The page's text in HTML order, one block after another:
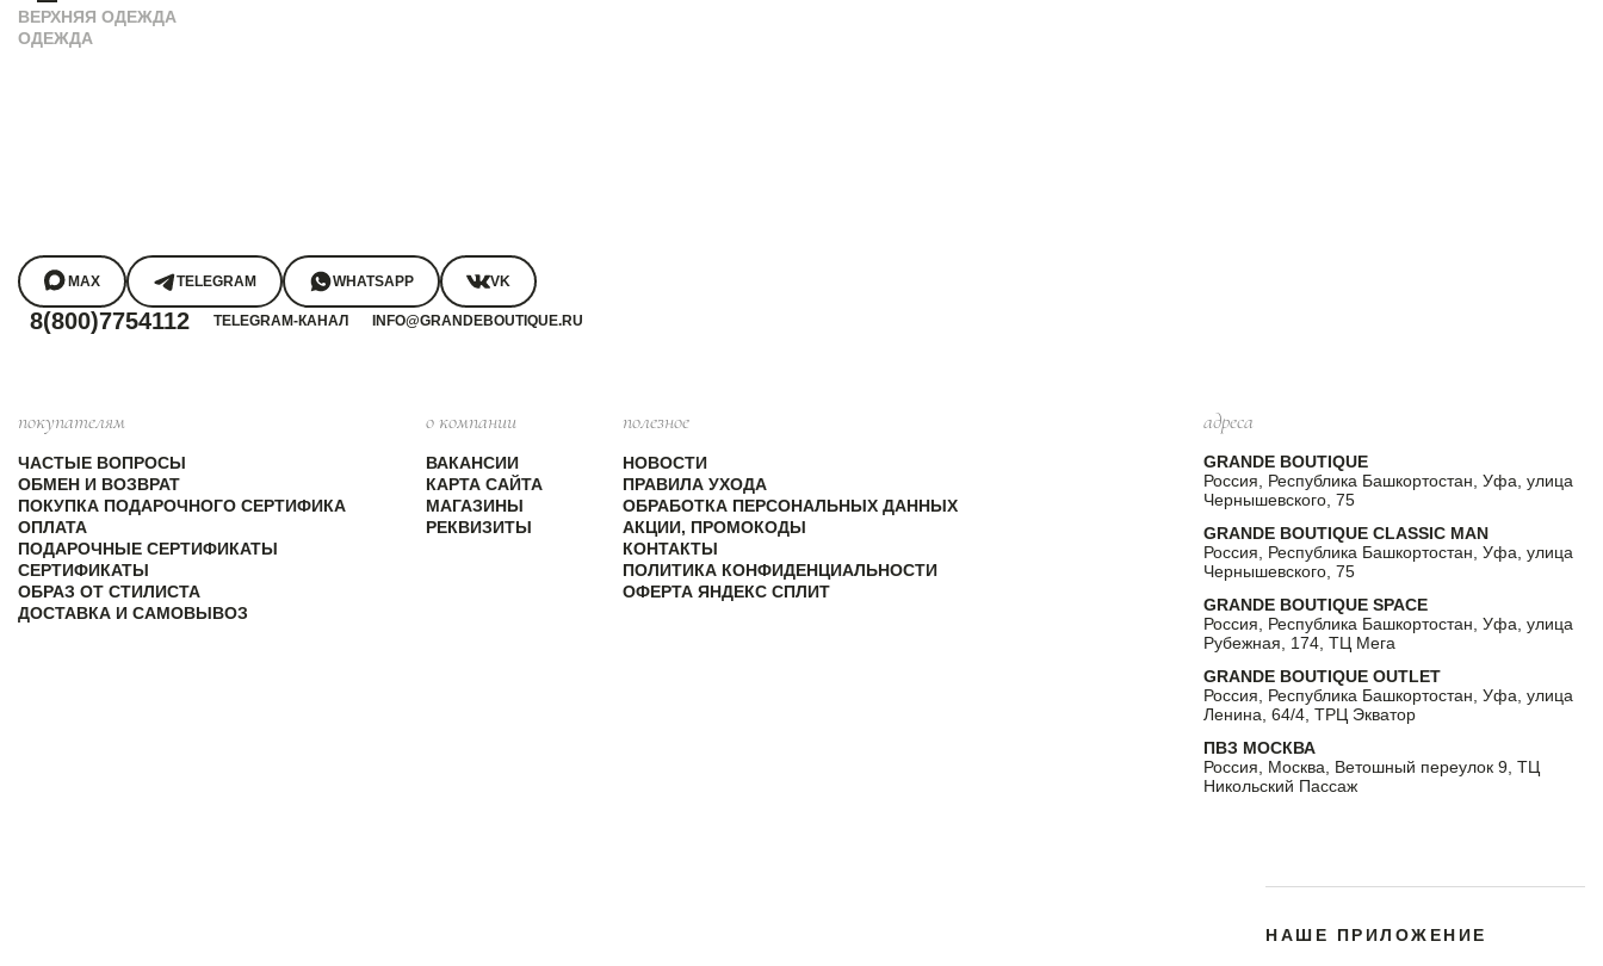
ВЕРХНЯЯ ОДЕЖДА
ОДЕЖДА
MAX TELEGRAM WHATSAPP VK
8(800)7754112 TELEGRAM-КАНАЛ INFO@GRANDEBOUTIQUE.RU
покупателям
ЧАСТЫЕ ВОПРОСЫ
ОБМЕН И ВОЗВРАТ
ПОКУПКА ПОДАРОЧНОГО СЕРТИФИКА
ОПЛАТА
ПОДАРОЧНЫЕ СЕРТИФИКАТЫ
СЕРТИФИКАТЫ
ОБРАЗ ОТ СТИЛИСТА
ДОСТАВКА И САМОВЫВОЗ
о компании
ВАКАНСИИ
КАРТА САЙТА
МАГАЗИНЫ
РЕКВИЗИТЫ
полезное
НОВОСТИ
ПРАВИЛА УХОДА
ОБРАБОТКА ПЕРСОНАЛЬНЫХ ДАННЫХ
АКЦИИ, ПРОМОКОДЫ
КОНТАКТЫ
ПОЛИТИКА КОНФИДЕНЦИАЛЬНОСТИ
ОФЕРТА ЯНДЕКС СПЛИТ
адреса
GRANDE BOUTIQUE
Россия, Республика Башкортостан, Уфа, улица
Чернышевского, 75
GRANDE BOUTIQUE CLASSIC MAN
Россия, Республика Башкортостан, Уфа, улица
Чернышевского, 75
GRANDE BOUTIQUE SPACE
Россия, Республика Башкортостан, Уфа, улица
Рубежная, 174, ТЦ Мега
GRANDE BOUTIQUE OUTLET
Россия, Республика Башкортостан, Уфа, улица
Ленина, 64/4, ТРЦ Экватор
ПВЗ МОСКВА
Россия, Москва, Ветошный переулок 9, ТЦ
Никольский Пассаж
НАШЕ ПРИЛОЖЕНИЕ